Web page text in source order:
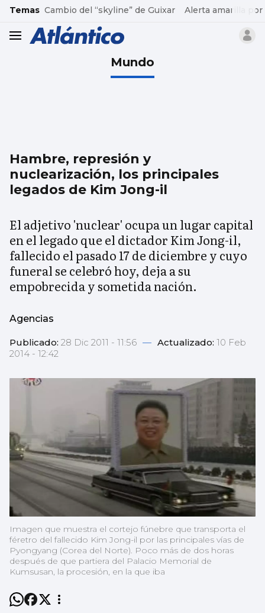
common.go-to-content
Temas Cambio del “skyline” de Guixar Alerta amarilla por
header.menu.open
Mundo
Hambre, represión y
nuclearización, los principales
legados de Kim Jong-il
El adjetivo 'nuclear' ocupa un lugar capital
en el legado que el dictador Kim Jong-il,
fallecido el pasado 17 de diciembre y cuyo
funeral se celebró hoy, deja a su
empobrecida y sometida nación.
Agencias
Publicado: 28 Dic 2011 - 11:56 — Actualizado: 10 Feb
2014 - 12:42
Imagen que muestra el cortejo fúnebre que transporta el
féretro del fallecido Kim Jong-il por las principales vías de
Pyongyang (Corea del Norte). Poco más de dos horas
después de que partiera del Palacio Memorial de
Kumsusan, la procesión, en la que iba